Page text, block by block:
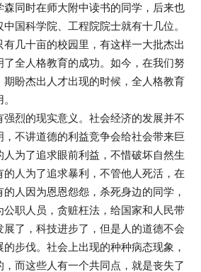
同时在师大附中读书的同学，后来也
国科学院、工程院院士就有十几位。
几十亩的校园里，有这样一大批杰出
了全人格教育的成功。如今，在我们努
期盼杰出人才出现的时候，全人格教育
烈的现实意义。社会经济的发展并不
不讲道德的利益竞争会给社会带来巨
人为了追求眼前利益，不惜破坏自然生
的人为了追求暴利，不管他人死活，在
人因为恩恩怨怨，杀死身边的同学，
职人员，贪赃枉法，给国家和人民带
了，科技进步了，但是人的道德不会
步伐。社会上出现的种种病态现象，
而这些人有一个共同点，就是丧失了